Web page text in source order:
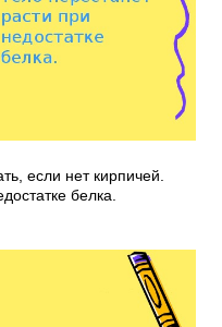
если нет кирпичей.
белка.